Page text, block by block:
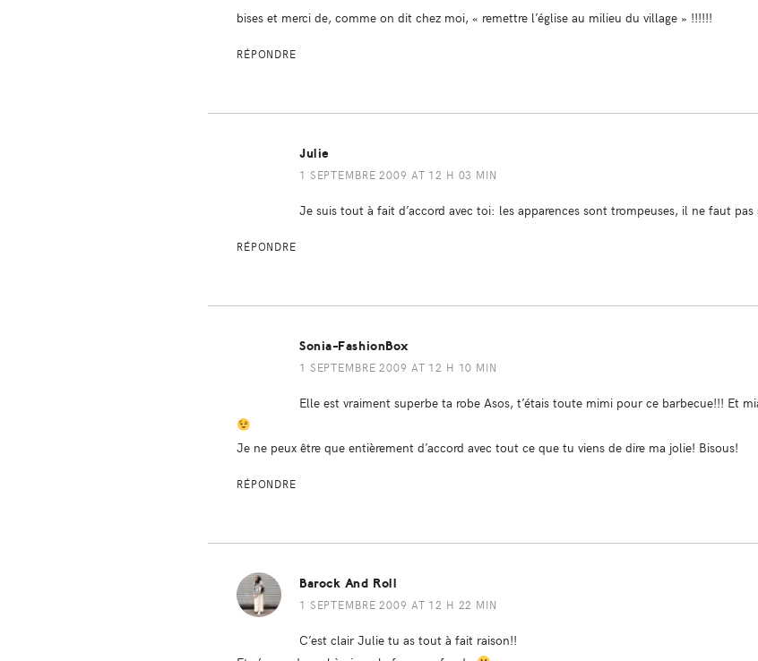
bises et merci de, comme on dit chez moi, « remettre l’église au milieu du village » !!!!!!
RÉPONDRE
Julie
1 SEPTEMBRE 2009 AT 12 H 03 MIN
Je suis tout à fait d’accord avec toi: les apparences sont trompeuses, il ne faut pas
RÉPONDRE
Sonia-FashionBox
1 SEPTEMBRE 2009 AT 12 H 10 MIN
Elle est vraiment superbe ta robe Asos, t’étais toute mimi pour ce barbecue!!! Et
Je ne peux être que entièrement d’accord avec tout ce que tu viens de dire ma jolie! Bisous!
RÉPONDRE
Barock And Roll
1 SEPTEMBRE 2009 AT 12 H 22 MIN
C’est clair Julie tu as tout à fait raison!!